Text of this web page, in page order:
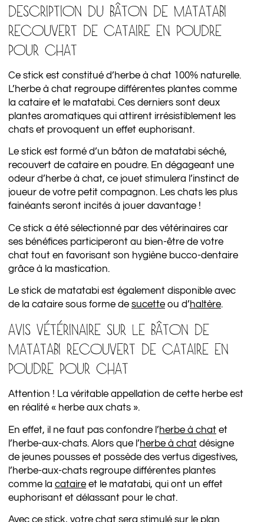
DESCRIPTION DU BÂTON DE MATATABI
RECOUVERT DE CATAIRE EN POUDRE
POUR CHAT
Ce stick est constitué d’herbe à chat 100% naturelle.
L’herbe à chat regroupe différentes plantes comme
la cataire et le matatabi. Ces derniers sont deux
plantes aromatiques qui attirent irrésistiblement les
chats et provoquent un effet euphorisant.
Le stick est formé d’un bâton de matatabi séché,
recouvert de cataire en poudre. En dégageant une
odeur d’herbe à chat, ce jouet stimulera l’instinct de
joueur de votre petit compagnon. Les chats les plus
fainéants seront incités à jouer davantage !
Ce stick a été sélectionné par des vétérinaires car
ses bénéfices participeront au bien-être de votre
chat tout en favorisant son hygiène bucco-dentaire
grâce à la mastication.
Le stick de matatabi est également disponible avec
de la cataire sous forme de sucette ou d’haltère.
AVIS VÉTÉRINAIRE SUR LE BÂTON DE
MATATABI RECOUVERT DE CATAIRE EN
POUDRE POUR CHAT
Attention ! La véritable appellation de cette herbe est
en réalité « herbe aux chats ».
En effet, il ne faut pas confondre l’herbe à chat et
l’herbe-aux-chats. Alors que l’herbe à chat désigne
de jeunes pousses et possède des vertus digestives,
l’herbe-aux-chats regroupe différentes plantes
comme la cataire et le matatabi, qui ont un effet
euphorisant et délassant pour le chat.
Avec ce stick, votre chat sera stimulé sur le plan